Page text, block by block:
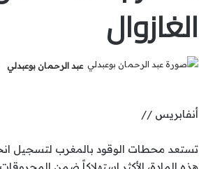
الغازوال
عبد الرحمان بوعبدلي
أنفابريس //
تستعد محطات الوقود بالمغرب لتسجيل
هذه المادة، الأكثر استهلاكاً ضمن المحروقات، بنحو 12 سنتيماً للتر الواحد ابتداءً من